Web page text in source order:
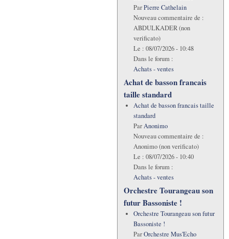
ParPierre Cathelain
Nouveau commentaire de :
ABDULKADER (non
verificato)
Le : 08/07/2026 - 10:48
Dans le forum :
Achats - ventes
Achat de basson francais
taille standard
Achat de basson francais taille
standard
ParAnonimo
Nouveau commentaire de :
Anonimo (non verificato)
Le : 08/07/2026 - 10:40
Dans le forum :
Achats - ventes
Orchestre Tourangeau son
futur Bassoniste !
Orchestre Tourangeau son futur
Bassoniste !
ParOrchestre Mus'Echo